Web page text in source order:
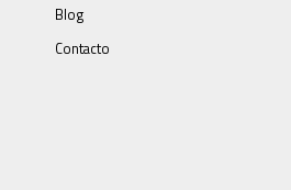
Blog
Contacto